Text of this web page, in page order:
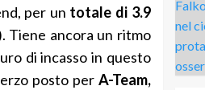
per un totale di 3.9
Tiene ancora un ritmo
di incasso in questo
posto per A-Team,